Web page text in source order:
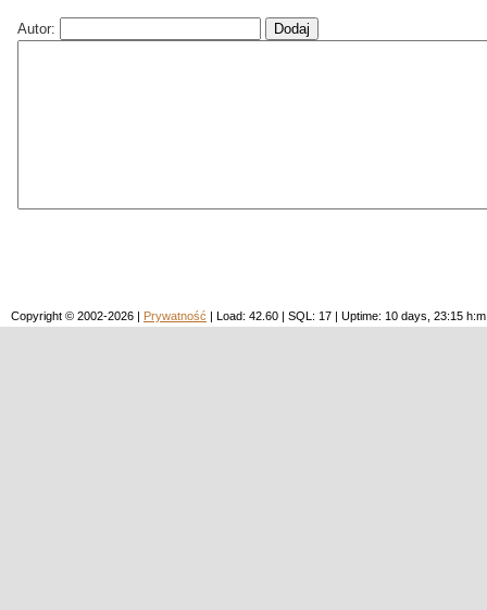
Autor:
Copyright © 2002-2026 | Prywatność | Load: 42.60 | SQL: 17 | Uptime: 10 days, 23:15